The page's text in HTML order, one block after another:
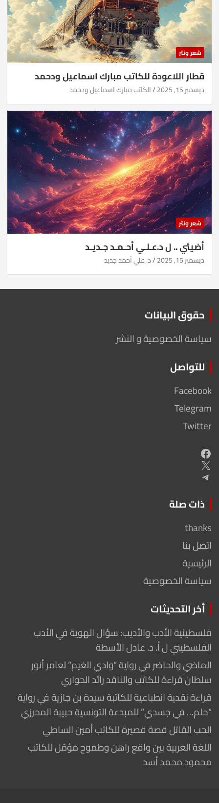
شعر ونثر
قطار اللاعودة للكاتب مبارك اسماعيل ودحمد
ديسمبر 15, 2025 الكاتب مبارك اسماعيل ودحمد
شعر ونثر
أضيئي .. ل د.عـلـي أحـمـد جـديـد
ديسمبر 15, 2025 د. علي أحمد جديد
حقوق البيانات
سياسة الخصوصية و النشر
للتواصل
Facebook
Telegram
Twitter
Facebook
X
Telegram
ذات صلة
thanks
اتصل بنا
الرئيسية
سياسة الخصوصية
أخر التحديثات
فلسطينية الأدب والأديب: سؤال الهوية في الأدب
الفلسطيني ل أ. د. عادل الأسطة
الماضي والحاضر في رواية “وادي الغيم” لعامر أنور
سلطان قراءة للكاتب والناقد رائد الحواري
قراءة نقدية انطباعية للكاتبة سيدة بن جازية في رواية
“حلم… في جسدي” للمبدعة التونسية حبيبة المحرزي
الحب القاتل قصة قصيرة للكاتب أمين الساطي
اللغة العربية بين واقع راهن وطموح مؤمّل للكاتب
محمود محمد أسد